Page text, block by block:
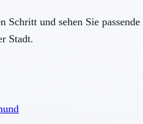
Schritt und sehen Sie passende
Stadt.